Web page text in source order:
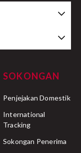
SOKONGAN
Penjejakan Domestik
International
Tracking
Sokongan Penerima